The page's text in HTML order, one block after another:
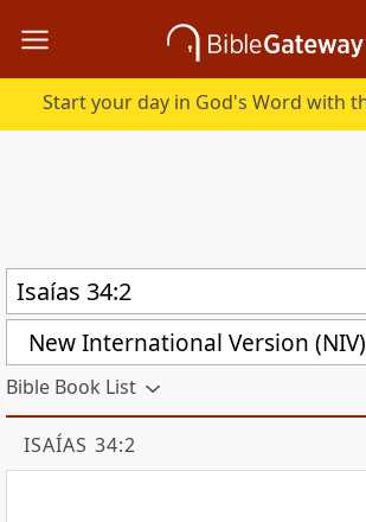
New International Version (NIV)
Bible Book List
ISAÍAS 34:2